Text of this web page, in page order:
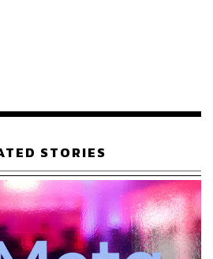
วกัน รุ่นนี้ใช้งานได้สูงสุด 6 ชั่วโมง
วันที่ 30 กันยายน 2025 ราคาเริ่ม
ยายไปยุโรปและแคนาดาในปี
STORIES